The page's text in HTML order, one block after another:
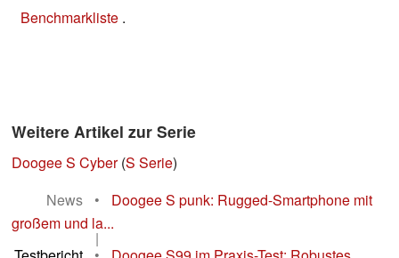
Benchmarkliste .
Weitere Artikel zur Serie
Doogee S Cyber(S Serie)
News
•
Doogee S punk: Rugged-Smartphone mit
großem und la...
|